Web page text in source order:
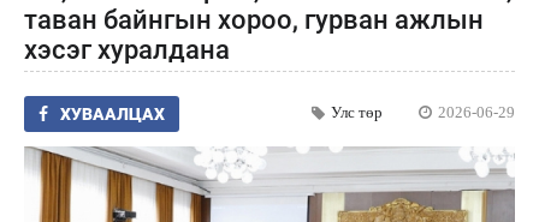
таван байнгын хороо, гурван ажлын
хэсэг хуралдана
ХУВААЛЦАХ Улс төр 2026-06-29